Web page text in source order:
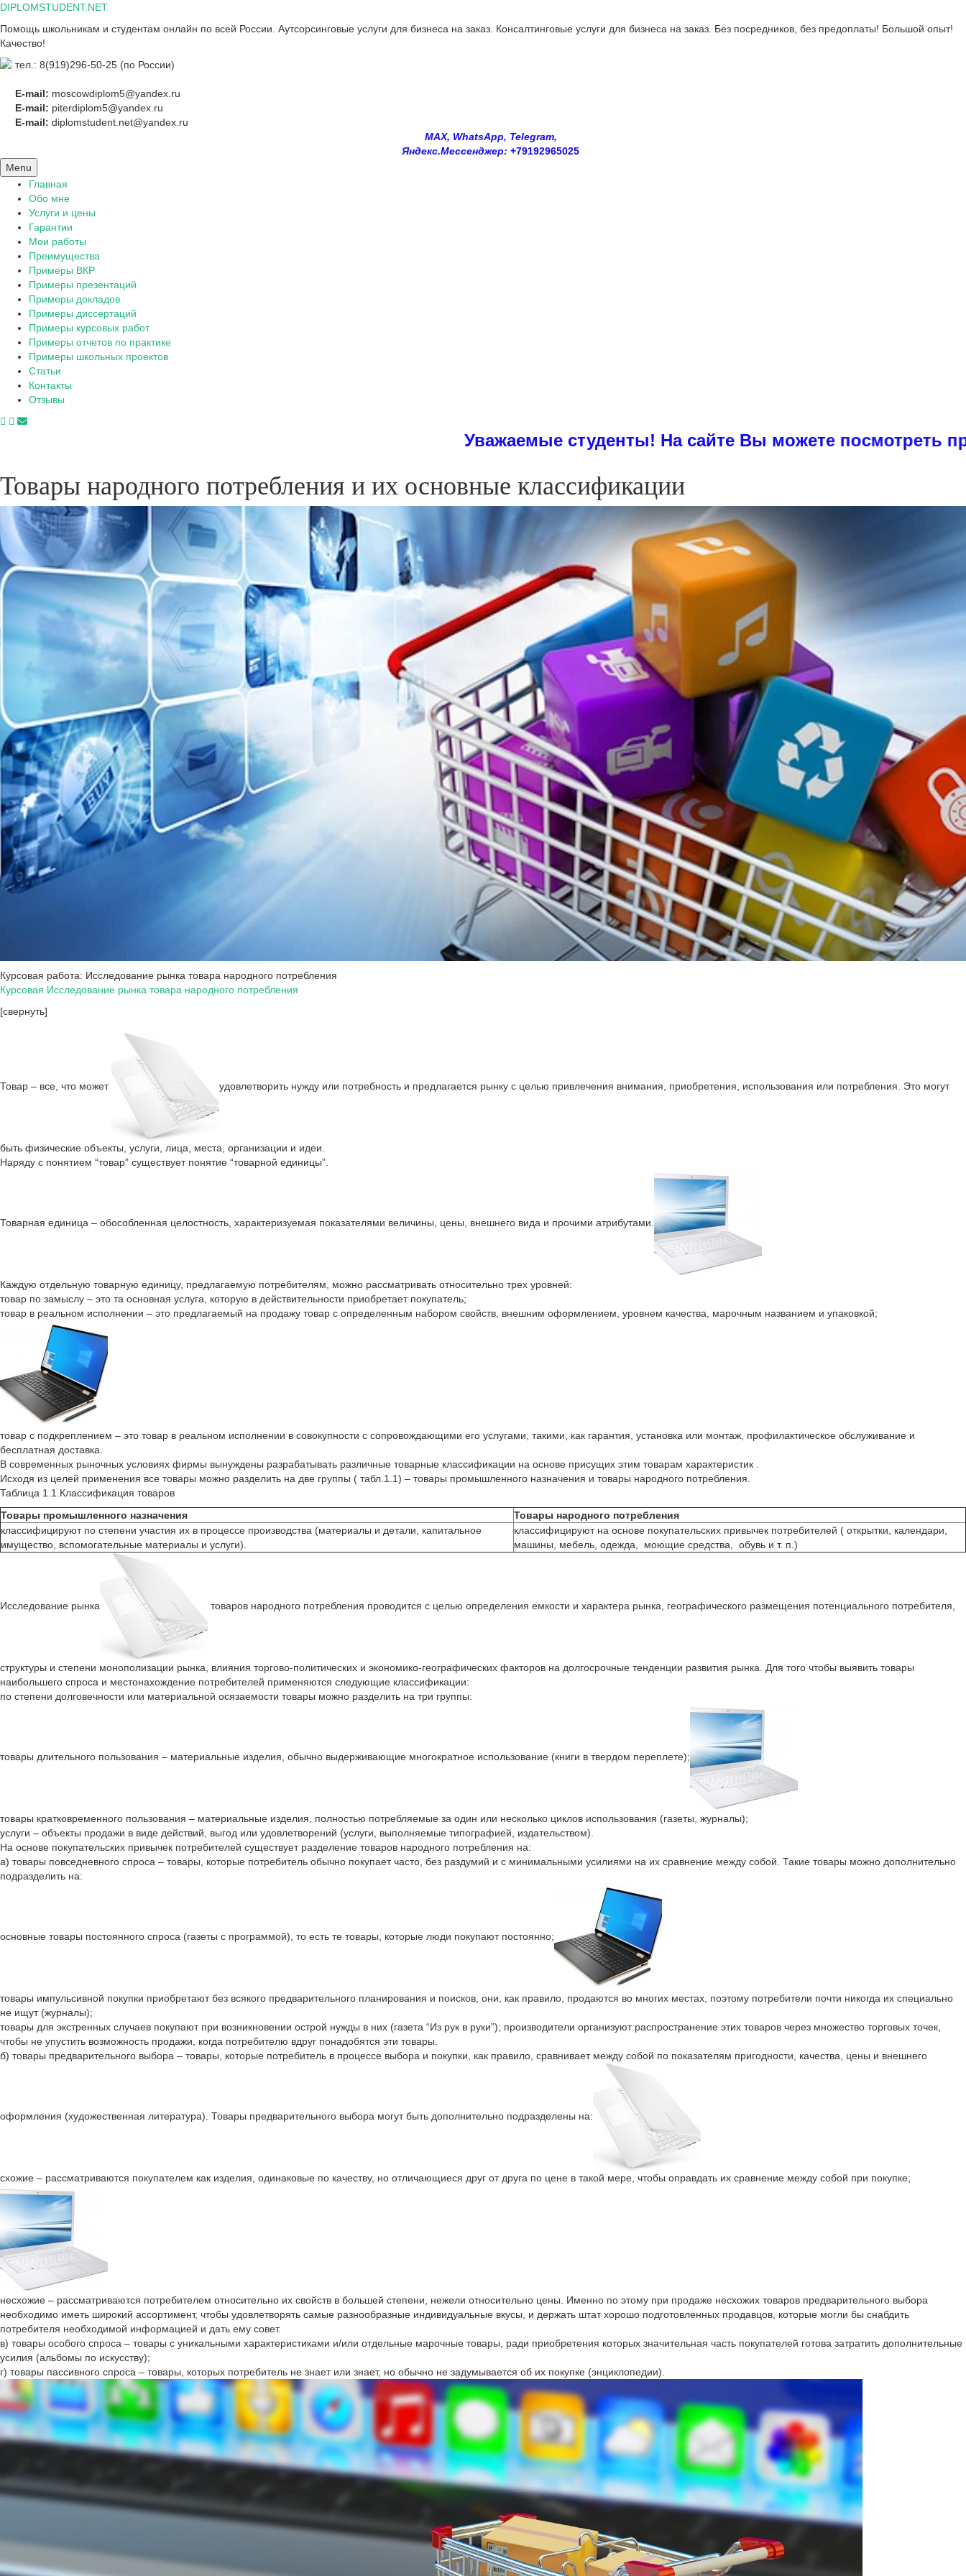
Skip
content
DIPLOMSTUDENT.NET
Помощь школьникам и студентам онлайн по всей России. Аутсорсинговые услуги для бизнеса на заказ. Консалтинговые услуги для бизнеса на заказ. Без посредников, без предоплаты! Большой опыт!
Качество!
тел.: 8(919)296-50-25 (по России)
E-mail: moscowdiplom5@yandex.ru
E-mail: piterdiplom5@yandex.ru
E-mail: diplomstudent.net@yandex.ru
MAX, WhatsApp, Telegram,
Яндекс.Мессенджер: +79192965025
Menu
Главная
Обо мне
Услуги и цены
Гарантии
Мои работы
Преимущества
Примеры ВКР
Примеры презентаций
Примеры докладов
Примеры диссертаций
Примеры курсовых работ
Примеры отчетов по практике
Примеры школьных проектов
Статьи
Контакты
Отзывы
Уважаемые студенты! На сайте Вы можете посмотреть примеры
Товары народного потребления и их основные классификации
Курсовая работа: Исследование рынка товара народного потребления
Курсовая Исследование рынка товара народного потребления
[свернуть]
Товар – все, что может удовлетворить нужду или потребность и предлагается рынку с целью привлечения внимания, приобретения, использования или потребления. Это могут
быть физические объекты, услуги, лица, места, организации и идеи.
Наряду с понятием “товар” существует понятие “товарной единицы”.
Товарная единица – обособленная целостность, характеризуемая показателями величины, цены, внешнего вида и прочими атрибутами.
Каждую отдельную товарную единицу, предлагаемую потребителям, можно рассматривать относительно трех уровней:
товар по замыслу – это та основная услуга, которую в действительности приобретает покупатель;
товар в реальном исполнении – это предлагаемый на продажу товар с определенным набором свойств, внешним оформлением, уровнем качества, марочным названием и упаковкой;
товар с подкреплением – это товар в реальном исполнении в совокупности с сопровождающими его услугами, такими, как гарантия, установка или монтаж, профилактическое обслуживание и
бесплатная доставка.
В современных рыночных условиях фирмы вынуждены разрабатывать различные товарные классификации на основе присущих этим товарам характеристик .
Исходя из целей применения все товары можно разделить на две группы ( табл.1.1) – товары промышленного назначения и товары народного потребления.
Таблица 1.1.Классификация товаров
Товары промышленного назначения
Товары народного потребления
классифицируют по степени участия их в процессе производства (материалы и детали, капитальное
имущество, вспомогательные материалы и услуги).
классифицируют на основе покупательских привычек потребителей ( открытки, календари,
машины, мебель, одежда, моющие средства, обувь и т. п.)
Исследование рынка товаров народного потребления проводится с целью определения емкости и характера рынка, географического размещения потенциального потребителя,
структуры и степени монополизации рынка, влияния торгово-политических и экономико-географических факторов на долгосрочные тенденции развития рынка. Для того чтобы выявить товары
наибольшего спроса и местонахождение потребителей применяются следующие классификации:
по степени долговечности или материальной осязаемости товары можно разделить на три группы:
товары длительного пользования – материальные изделия, обычно выдерживающие многократное использование (книги в твердом переплете);
товары кратковременного пользования – материальные изделия, полностью потребляемые за один или несколько циклов использования (газеты, журналы);
услуги – объекты продажи в виде действий, выгод или удовлетворений (услуги, выполняемые типографией, издательством).
На основе покупательских привычек потребителей существует разделение товаров народного потребления на:
а) товары повседневного спроса – товары, которые потребитель обычно покупает часто, без раздумий и с минимальными усилиями на их сравнение между собой. Такие товары можно дополнительно
подразделить на:
основные товары постоянного спроса (газеты с программой), то есть те товары, которые люди покупают постоянно;
товары импульсивной покупки приобретают без всякого предварительного планирования и поисков, они, как правило, продаются во многих местах, поэтому потребители почти никогда их специально
не ищут (журналы);
товары для экстренных случаев покупают при возникновении острой нужды в них (газета “Из рук в руки”); производители организуют распространение этих товаров через множество торговых точек,
чтобы не упустить возможность продажи, когда потребителю вдруг понадобятся эти товары.
б) товары предварительного выбора – товары, которые потребитель в процессе выбора и покупки, как правило, сравнивает между собой по показателям пригодности, качества, цены и внешнего
оформления (художественная литература). Товары предварительного выбора могут быть дополнительно подразделены на:
схожие – рассматриваются покупателем как изделия, одинаковые по качеству, но отличающиеся друг от друга по цене в такой мере, чтобы оправдать их сравнение между собой при покупке;
несхожие – рассматриваются потребителем относительно их свойств в большей степени, нежели относительно цены. Именно по этому при продаже несхожих товаров предварительного выбора
необходимо иметь широкий ассортимент, чтобы удовлетворять самые разнообразные индивидуальные вкусы, и держать штат хорошо подготовленных продавцов, которые могли бы снабдить
потребителя необходимой информацией и дать ему совет.
в) товары особого спроса – товары с уникальными характеристиками и/или отдельные марочные товары, ради приобретения которых значительная часть покупателей готова затратить дополнительные
усилия (альбомы по искусству);
г) товары пассивного спроса – товары, которых потребитель не знает или знает, но обычно не задумывается об их покупке (энциклопедии).